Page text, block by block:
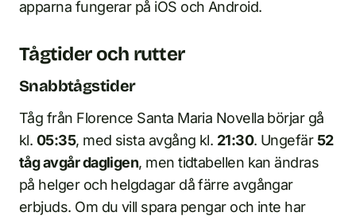
apparna fungerar på iOS och Android.
Tågtider och rutter
Snabbtågstider
Tåg från Florence Santa Maria Novella börjar gå
kl. 05:35, med sista avgång kl. 21:30. Ungefär 52
tåg avgår dagligen, men tidtabellen kan ändras
på helger och helgdagar då färre avgångar
erbjuds. Om du vill spara pengar och inte har